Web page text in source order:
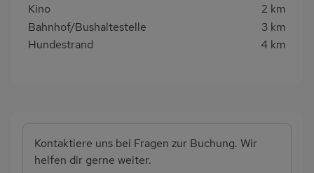
Kino
2 km
Bahnhof/Bushaltestelle
3 km
Hundestrand
4 km
Kontaktiere uns bei Fragen zur Buchung. Wir
helfen dir gerne weiter.